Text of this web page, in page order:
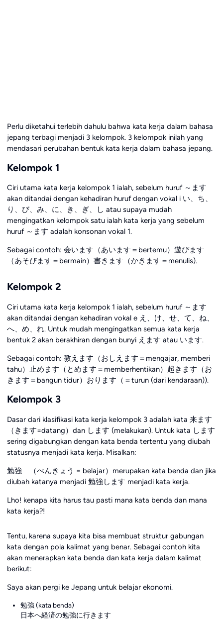
Perlu diketahui terlebih dahulu bahwa kata kerja dalam bahasa
jepang terbagi menjadi 3 kelompok. 3 kelompok inilah yang
mendasari perubahan bentuk kata kerja dalam bahasa jepang.
Kelompok 1
Ciri utama kata kerja kelompok 1 ialah, sebelum huruf ～ます
akan ditandai dengan kehadiran huruf dengan vokal i い、ち、
り、び、み、に、き、ぎ、し atau supaya mudah
mengingatkan kelompok satu ialah kata kerja yang sebelum
huruf ～ます adalah konsonan vokal 1.
Sebagai contoh: 会います（あいます＝bertemu）遊びます
（あそびます＝bermain）書きます（かきます＝menulis).
Kelompok 2
Ciri utama kata kerja kelompok 1 ialah, sebelum huruf ～ます
akan ditandai dengan kehadiran vokal e え、け、せ、て、ね、
へ、め、れ. Untuk mudah mengingatkan semua kata kerja
bentuk 2 akan berakhiran dengan bunyi えます atau います.
Sebagai contoh: 教えます（おしえます＝mengajar, memberi
tahu）止めます（とめます＝memberhentikan）起きます（お
きます＝bangun tidur）おります（＝turun (dari kendaraan)).
Kelompok 3
Dasar dari klasifikasi kata kerja kelompok 3 adalah kata 来ます
（きます=datang）dan します (melakukan). Untuk kata します
sering digabungkan dengan kata benda tertentu yang diubah
statusnya menjadi kata kerja. Misalkan:
勉強 （べんきょう = belajar）merupakan kata benda dan jika
diubah katanya menjadi 勉強します menjadi kata kerja.
Lho! kenapa kita harus tau pasti mana kata benda dan mana
kata kerja?!
Tentu, karena supaya kita bisa membuat struktur gabungan
kata dengan pola kalimat yang benar. Sebagai contoh kita
akan menerapkan kata benda dan kata kerja dalam kalimat
berikut:
Saya akan pergi ke Jepang untuk belajar ekonomi.
勉強 (kata benda)
日本へ経済の勉強に行きます